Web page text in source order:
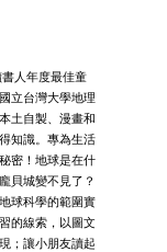
人年度最佳童
立台灣大學地理
土自製、漫畫和
知識。專為生活
密！地球是在什
貝城變不見了？
球科學的範圍實
的線索，以圖文
；讓小朋友讀起